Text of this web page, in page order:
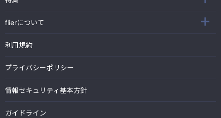
flierについて
利用規約
プライバシーポリシー
情報セキュリティ基本方針
ガイドライン